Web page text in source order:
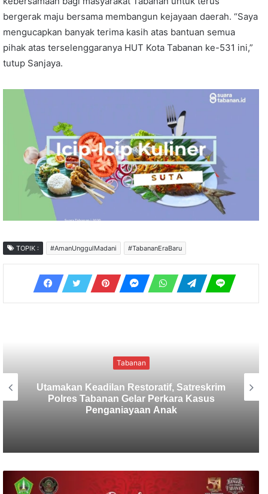
bergerak maju bersama membangun kejayaan daerah. “Saya
mengucapkan banyak terima kasih atas bantuan semua
pihak atas terselenggaranya HUT Kota Tabanan ke-531 ini,”
tutup Sanjaya.
TOPIK : #AmanUnggulMadani #TabananEraBaru
Tabanan
Sekretaris SMSI Tabanan Maju Jadi
Kandidat Ketua IMI Bali, Ketua SMSI
Tabanan Berikan Dukungan